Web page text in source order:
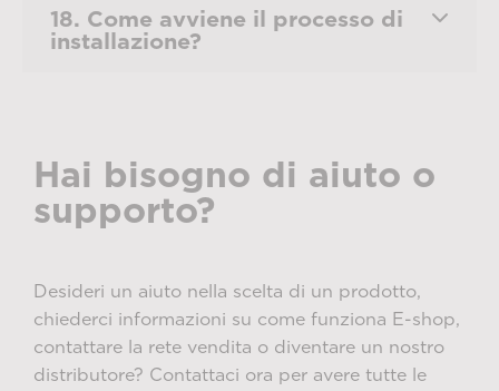
18. Come avviene il processo di
installazione?
Hai bisogno di aiuto o
supporto?
Desideri un aiuto nella scelta di un prodotto,
chiederci informazioni su come funziona E-shop,
contattare la rete vendita o diventare un nostro
distributore? Contattaci ora per avere tutte le